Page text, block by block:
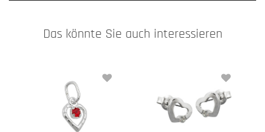
Das könnte Sie auch interessieren